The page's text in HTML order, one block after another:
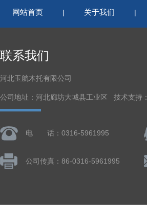
网站首页 | 关于我们 |
联系我们
河北玉航木托有限公司
公司地址：河北廊坊大城县工业区 技术支持：
电 话：0316-5961995
公司传真：86-0316-5961995